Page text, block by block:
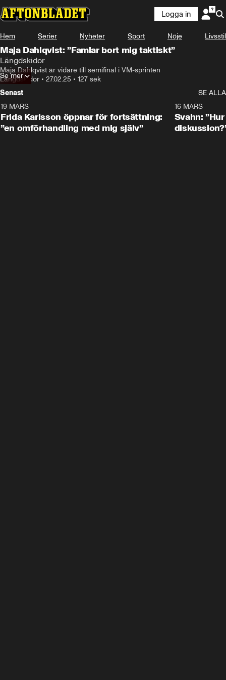
Logga in
Hem Serier Nyheter Sport Nöje Livsstil
Maja Dahlqvist: ”Famlar bort mig taktiskt”
Längdskidor
Maja Dahlqvist är vidare till semifinal i VM-sprinten
Längdskidor • 27.02.25 • 127 sek
Se mer
Senast
SE ALLA
19 MARS
Frida Karlsson öppnar för fortsättning:
”en omförhandling med mig själv”
16 MARS
Svahn: